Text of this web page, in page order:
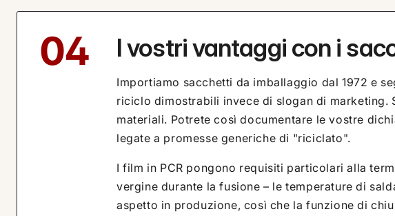
04 I vostri vantaggi con i
Importiamo sacchetti da imballaggio dal 1972 e
riciclo dimostrabili invece di slogan di marketing.
materiali. Potrete così documentare le vostre
legate a promesse generiche di "riciclato".
I film in PCR pongono requisiti particolari alla
vergine durante la fusione – le temperature di
aspetto in produzione, così che la funzione di